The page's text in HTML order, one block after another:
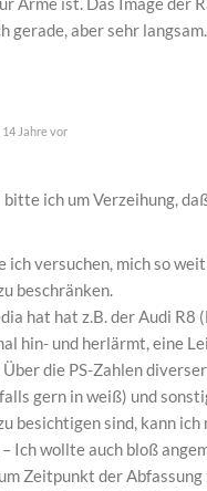
gerade, aber sehr langsam.
14 Jahre vor
bitte ich um Verzeihung,
ich versuchen, mich so
beschränken.
hat hat z.B. der Audi R8
hin- und herlärmt, eine
die PS-Zahlen
gern in weiß) und
besichtigen sind, kann
Ich wollte auch bloß
Zeitpunkt der